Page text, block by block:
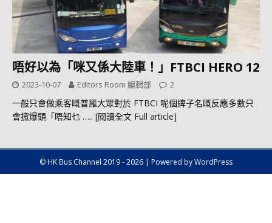
唔好以為「咪又係大陸車！」FTBCI HERO 12
2023-10-07 Editors Room 編輯部 2
一般只會做乘客嘅普羅大眾對於 FTBCI 呢個牌子名嘅反應多數只
會搲爆頭「唔知乜 ….. [閱讀全文 Full article]
© HK Bus Channel 2019 - 2026 | Powered by WordPress